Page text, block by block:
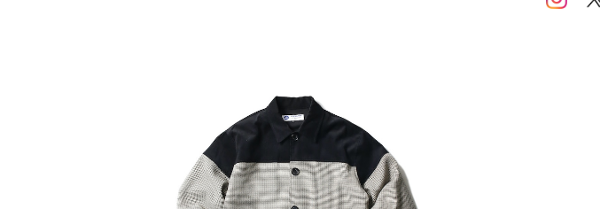
SOLD OUT